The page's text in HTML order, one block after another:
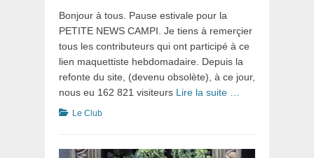
Bonjour à tous. Pause estivale pour la
PETITE NEWS CAMPI. Je tiens à remerçier
tous les contributeurs qui ont participé à ce
lien maquettiste hebdomadaire. Depuis la
refonte du site, (devenu obsolète), à ce jour,
nous eu 162 821 visiteurs Lire la suite …
Catégories
Le Club